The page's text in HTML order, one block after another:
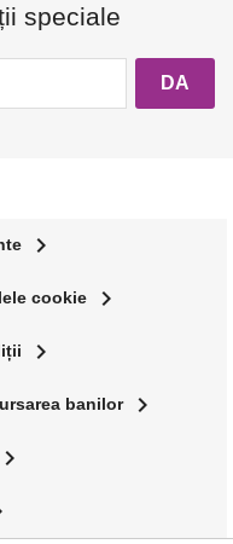
speciale
navigate_next
cookie navigate_next
navigate_next
banilor navigate_next
navigate_next